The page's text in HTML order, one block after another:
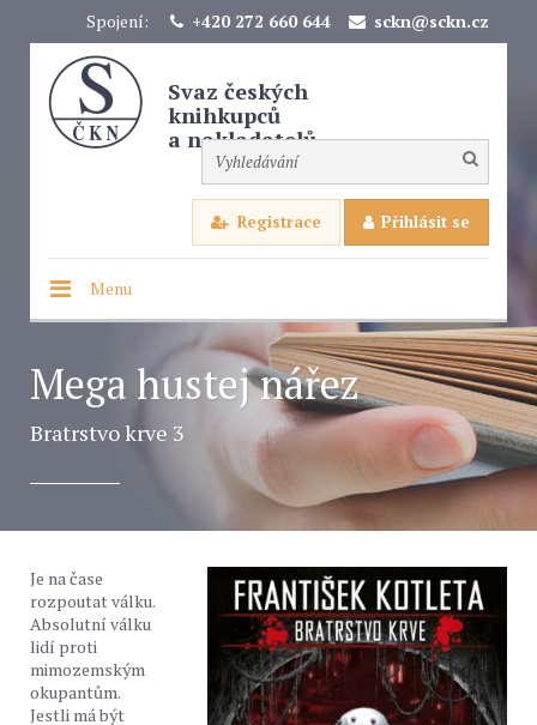
Spojení: +420 272 660 644 sckn@sckn.cz
Svaz českých
knihkupců
a nakladatelů
Registrace Přihlásit se
Menu
Mega hustej nářez
Bratrstvo krve 3
Je na čase
rozpoutat válku.
Absolutní válku
lidí proti
mimozemským
okupantům.
Jestli má být